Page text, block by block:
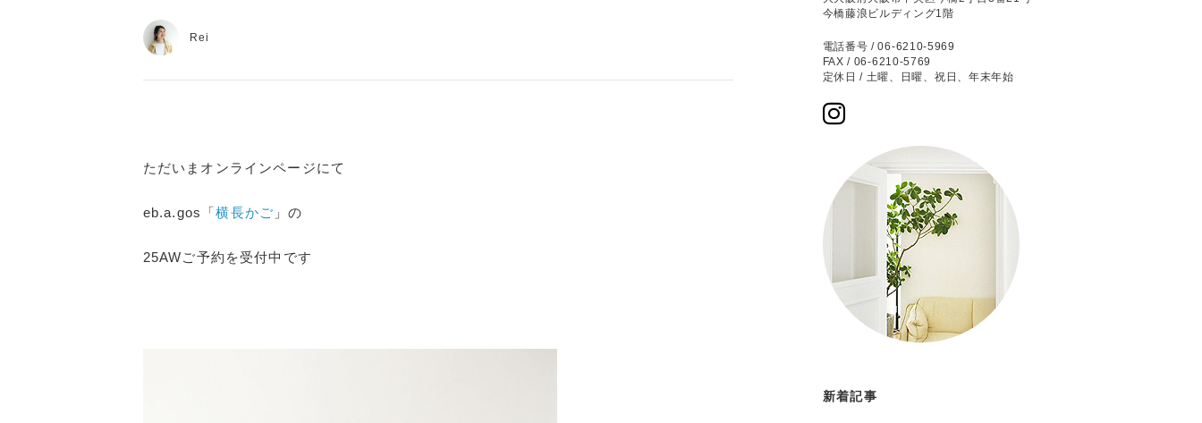
Rei
ただいまオンラインページにて
eb.a.gos「横長かご 」の
25AWご予約を受付中です
今橋藤浪ビルディング1階
電話番号 / 06-6210-5969
FAX / 06-6210-5769
定休日 / 土曜、日曜、祝日、年末年始
新着記事